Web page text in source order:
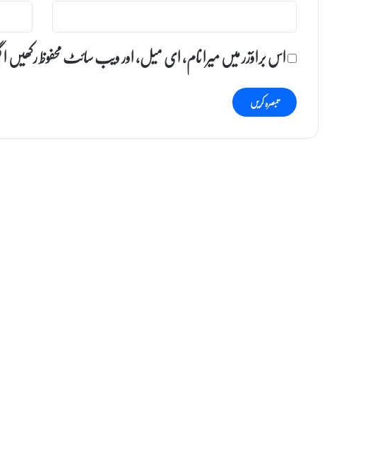
اس براؤزر میں میرا نام، ای میل، اور ویب سائٹ محفوظ